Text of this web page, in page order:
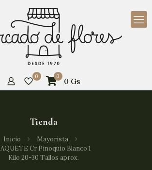
0 0 0 Gs
Tienda
Inicio
Mayorista
Cr Pinoquio Blanco 1
Kilo 20-30 Tallos aprox.